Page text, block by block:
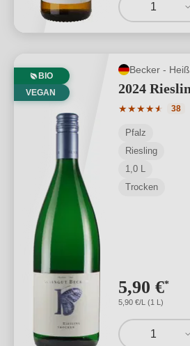
1
BIO
VEGAN
Becker -
2024
★★★★★
★ 38
Pfalz
Riesling
1,0 L
Trocken
5,90 €*
5,90 €/L (1 L)
1